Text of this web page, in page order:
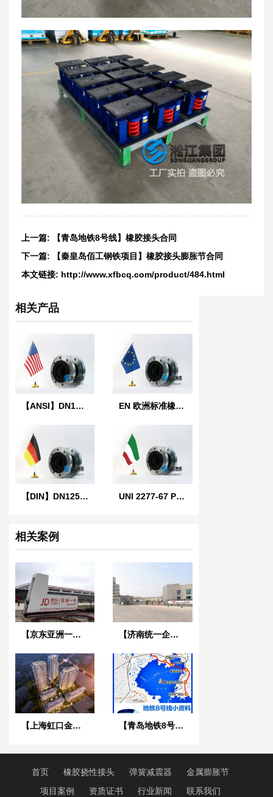
上一篇:
【青岛地铁8号线】橡胶接头合同
下一篇:
【秦皇岛佰工钢铁项目】橡胶接头膨胀节合同
本文链接: http://www.xfbcq.com/product/484.html
相关产品
【ANSI】DN100美标橡胶膨胀节 EN 欧洲标准橡胶膨胀节
【DIN】DN125单球德标橡胶膨胀节 UNI 2277-67 PN10 意大利标准橡胶膨胀节
相关案例
【京东亚洲一号潍坊项目】橡胶接头合同 【济南统一企业项目】波纹补偿器合同
【上海虹口金茂府项目】弹簧减震器合同 【青岛地铁8号线】橡胶接头合同
首页 橡胶挠性接头 弹簧减震器
金属膨胀节
项目案例
资质证书 行业新闻 联系我们